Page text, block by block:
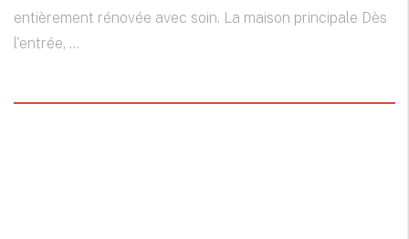
entièrement rénovée avec soin. La maison principale Dès
l'entrée, ...